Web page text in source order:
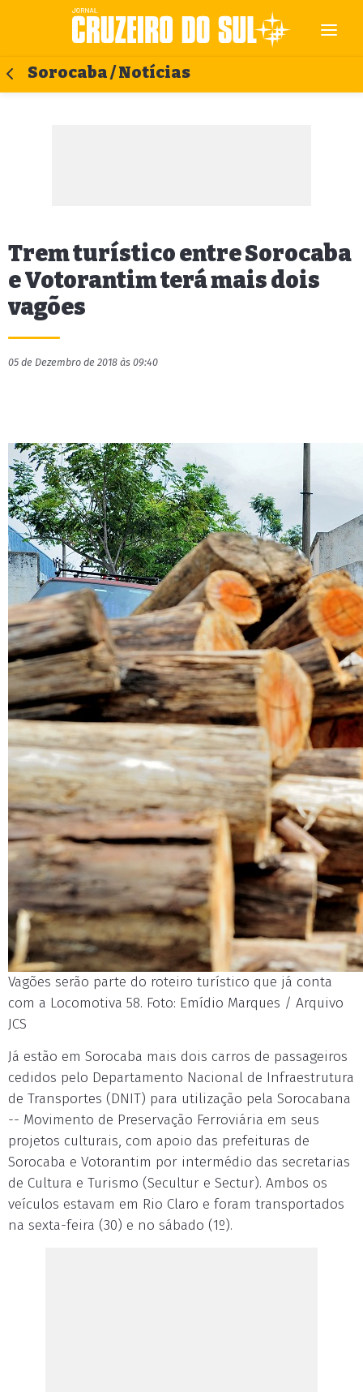
Sorocaba / Notícias
Trem turístico entre Sorocaba
e Votorantim terá mais dois
vagões
05 de Dezembro de 2018 às 09:40
Vagões serão parte do roteiro turístico que já conta
com a Locomotiva 58. Foto: Emídio Marques / Arquivo
JCS
Já estão em Sorocaba mais dois carros de passageiros
cedidos pelo Departamento Nacional de Infraestrutura
de Transportes (DNIT) para utilização pela Sorocabana
-- Movimento de Preservação Ferroviária em seus
projetos culturais, com apoio das prefeituras de
Sorocaba e Votorantim por intermédio das secretarias
de Cultura e Turismo (Secultur e Sectur). Ambos os
veículos estavam em Rio Claro e foram transportados
na sexta-feira (30) e no sábado (1º).